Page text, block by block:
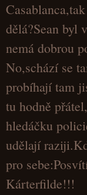
dělá?Sean byl
nemá dobrou
No,schází se
probíhají tam
tu hodně
hledáčku
udělají
pro
Kárterfilde!!!